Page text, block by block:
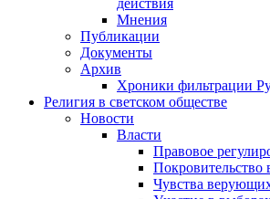
действия
Мнения
Публикации
Документы
Архив
Хроники фильтрации
Религия в светском обществе
Новости
Власти
Правовое
Покровительство
Чувства